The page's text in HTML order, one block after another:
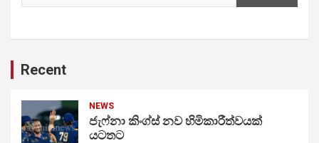
Recent
NEWS
ජැෆ්නා කිංග්ස් නව හිමිකාරීත්වයක්
යටතට